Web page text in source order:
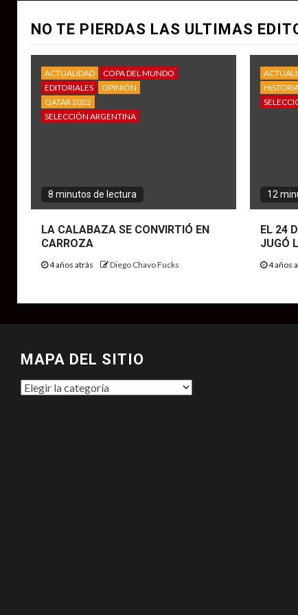
NO TE PIERDAS LAS ULTIMAS
ACTUALIDAD
COPA DEL MUNDO
EDITORIALES
OPINIÓN
QATAR 2022
SELECCIÓN ARGENTINA
8 minutos de lectura
LA CALABAZA SE CONVIRTIÓ EN
CARROZA
4 años atrás Diego Chavo Fucks
12
EL 24
JUGÓ
4 años
MAPA DEL SITIO
MAPA